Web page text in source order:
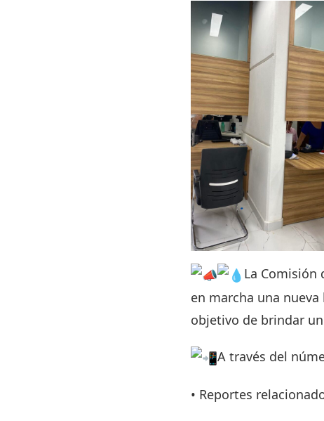
La Comisión
en marcha una
objetivo de brindar
A través del
• Reportes